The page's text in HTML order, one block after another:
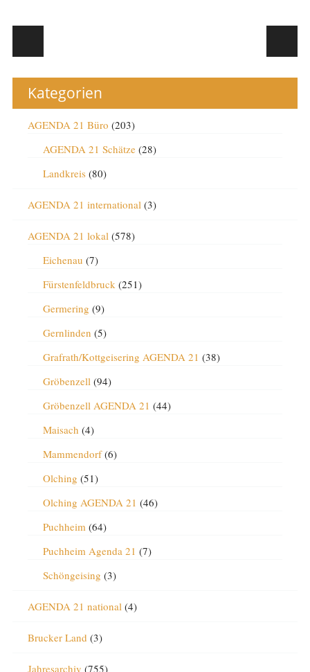
Post navigation
Kategorien
AGENDA 21 Büro (203)
AGENDA 21 Schätze(28)
Landkreis(80)
AGENDA 21 international(3)
AGENDA 21 lokal(578)
Eichenau (7)
Fürstenfeldbruck(251)
Germering (9)
Gernlinden (5)
Grafrath/Kottgeisering AGENDA 21 (38)
Gröbenzell(94)
Gröbenzell AGENDA 21 (44)
Maisach (4)
Mammendorf(6)
Olching (51)
Olching AGENDA 21 (46)
Puchheim(64)
Puchheim Agenda 21 (7)
Schöngeising (3)
AGENDA 21 national(4)
Brucker Land (3)
Jahresarchiv (755)